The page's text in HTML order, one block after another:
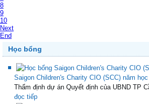
8
9
10
Next
End
Học bổng
Saigon Children's Charity CIO (SCC) năm
Thẩm định dự án Quyết định của UBND TP
đọc tiếp